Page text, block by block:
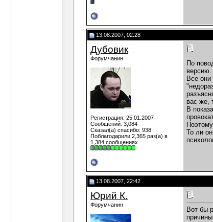
13.08.2007, 02:28
Дубовик
Форумчанин
Регистрация: 25.01.2007
Сообщений: 3,084
Сказал(а) спасибо: 938
Поблагодарили 2,365 раз(а) в
1,384 сообщениях
По
версию.
Все они
вас же,
В
То ли
13.08.2007, 22:42
Юрий К.
Форумчанин
Вот бы